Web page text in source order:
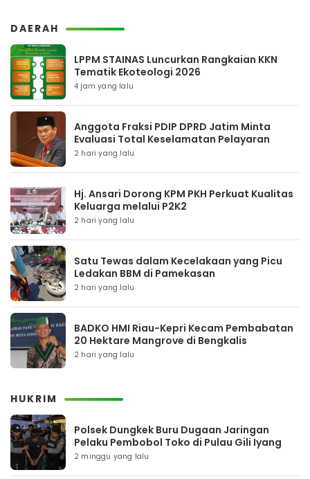
DAERAH
LPPM STAINAS Luncurkan Rangkaian KKN
Tematik Ekoteologi 2026
4 jam yang lalu
Anggota Fraksi PDIP DPRD Jatim Minta
Evaluasi Total Keselamatan Pelayaran
2 hari yang lalu
Hj. Ansari Dorong KPM PKH Perkuat Kualitas
Keluarga melalui P2K2
2 hari yang lalu
Satu Tewas dalam Kecelakaan yang Picu
Ledakan BBM di Pamekasan
2 hari yang lalu
BADKO HMI Riau-Kepri Kecam Pembabatan
20 Hektare Mangrove di Bengkalis
2 hari yang lalu
HUKRIM
Polsek Dungkek Buru Dugaan Jaringan
Pelaku Pembobol Toko di Pulau Gili Iyang
2 minggu yang lalu